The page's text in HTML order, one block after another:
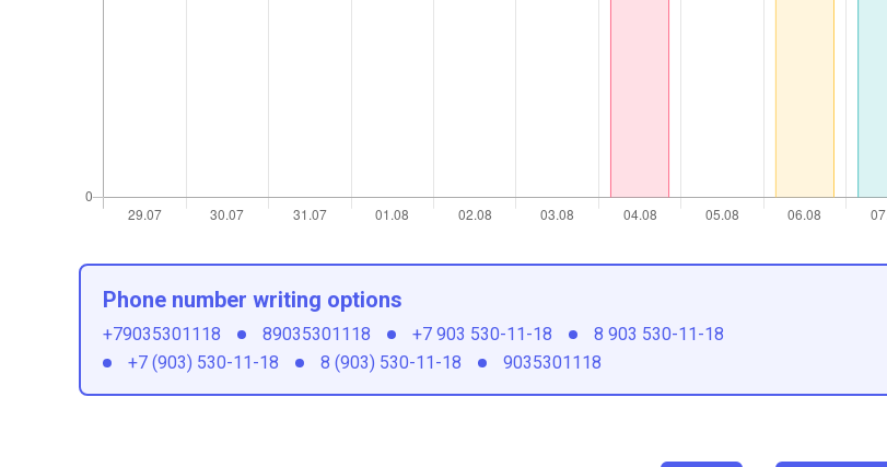
Phone number writing options
+79035301118 89035301118 +7 903 530-11-18
8 903 530-11-18
+7 (903) 530-11-18
8 (903) 530-11-18 9035301118